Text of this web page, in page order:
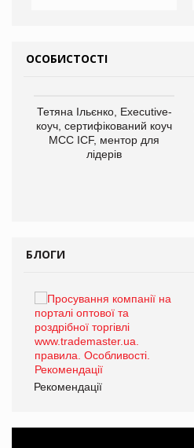
ОСОБИСТОСТІ
Тетяна Ільєнко, Executive-
коуч, сертифікований коуч
МСС ICF, ментор для
лідерів
БЛОГИ
Рекомендації